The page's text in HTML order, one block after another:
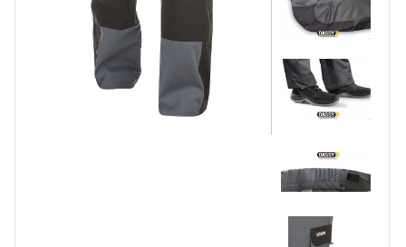
Dames Werkbroeken
Regenbroeken